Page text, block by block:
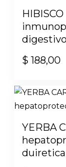
$ 188,00
YERBA
duiretica